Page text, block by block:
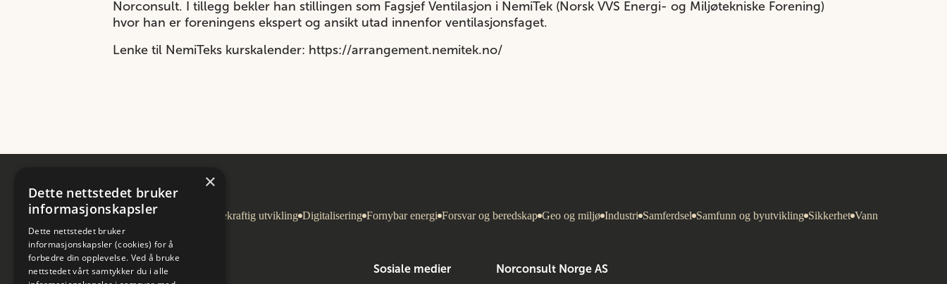
Norconsult. I tillegg bekler han stillingen som Fagsjef Ventilasjon i NemiTek (Norsk VVS Energi- og Miljøtekniske Forening)
hvor han er foreningens ekspert og ansikt utad innenfor ventilasjonsfaget.
Lenke til NemiTeks kurskalender: https://arrangement.nemitek.no/
Arkitektur Bygg og eiendom Bærekraftig utvikling Digitalisering Fornybar energi Forsvar og beredskap Geo og miljø Industri Samferdsel Samfunn og byutvikling Sikkerhet Vann
Sosiale medier Norconsult Norge AS
×
Dette nettstedet bruker
informasjonskapsler
Dette nettstedet bruker
informasjonskapsler (cookies) for å
forbedre din opplevelse. Ved å bruke
nettstedet vårt samtykker du i alle